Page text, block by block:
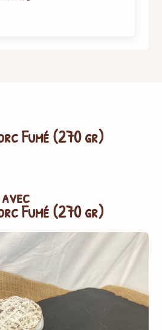
Fumé (270 gr)
Fumé (270 gr)